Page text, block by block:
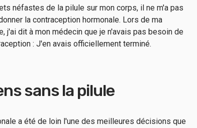
néfastes de la pilule sur mon corps, il ne m'a pas
la contraception hormonale. Lors de ma
j'ai dit à mon médecin que je n'avais pas besoin de
: J'en avais officiellement terminé.
sans la pilule
a été de loin l'une des meilleures décisions que